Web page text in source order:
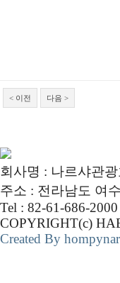
< 이전 다음 >
회사명 : 나르샤관
주소 : 전라남도 여
Tel : 82-61-686-
COPYRIGHT(c)
Created By